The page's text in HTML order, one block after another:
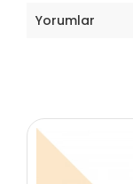
Yorumlar